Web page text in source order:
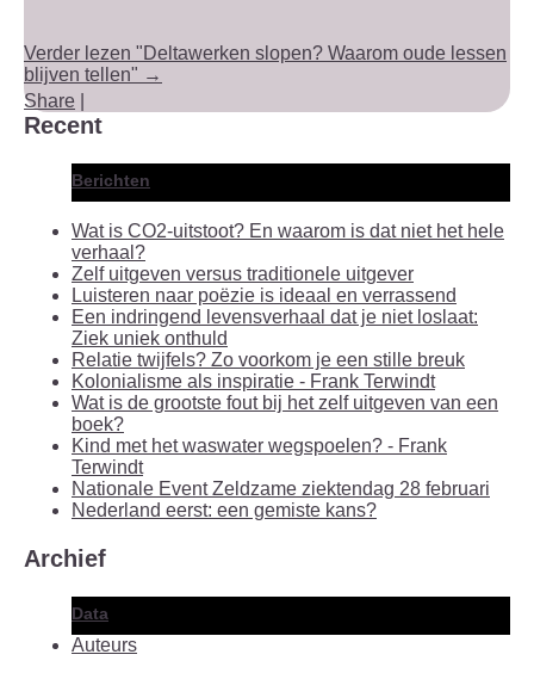
Verder lezen "Deltawerken slopen? Waarom oude lessen
blijven tellen" →
Share
Recent
Berichten
Wat is CO2-uitstoot? En waarom is dat niet het hele
verhaal?
Zelf uitgeven versus traditionele uitgever
Luisteren naar poëzie is ideaal en verrassend
Een indringend levensverhaal dat je niet loslaat:
Ziek uniek onthuld
Relatie twijfels? Zo voorkom je een stille breuk
Kolonialisme als inspiratie - Frank Terwindt
Wat is de grootste fout bij het zelf uitgeven van een
boek?
Kind met het waswater wegspoelen? - Frank
Terwindt
Nationale Event Zeldzame ziektendag 28 februari
Nederland eerst: een gemiste kans?
Archief
Data
Auteurs